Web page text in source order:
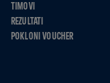
TIMOVI
REZULTATI
POKLONI VOUCHER